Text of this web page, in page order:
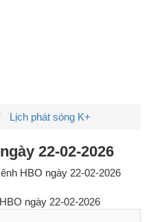
Lịch phát sóng K+
22-02-2026
HBO ngày 22-02-2026
HBO ngày 22-02-2026